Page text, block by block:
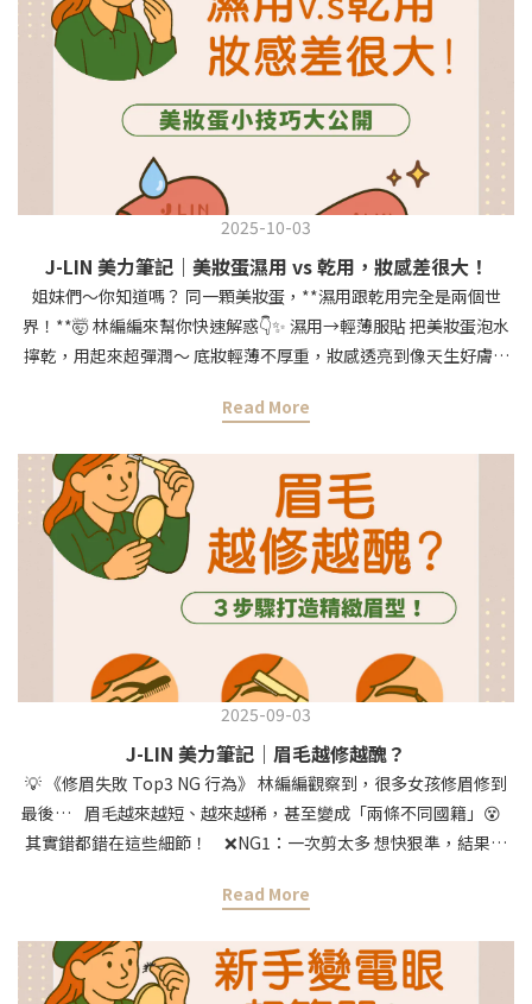
言告訴林編編吧～💬
2025-10-03
J-LIN 美力筆記｜美妝蛋濕用 vs 乾用，妝感差很大！
姐妹們～你知道嗎？ 同一顆美妝蛋，**濕用跟乾用完全是兩個世
界！**🤯 林編編來幫你快速解惑👇✨ 濕用→輕薄服貼 把美妝蛋泡水
擰乾，用起來超彈潤～ 底妝輕薄不厚重，妝感透亮到像天生好膚質
乾乾的美妝蛋就像小刷子一樣，粉體抓力更強！ 輕拍上去遮瑕力立
或重要場合🌸小提醒： 無論濕用還是乾用，記得輕拍不是推拉，這
樣底妝才會均勻不卡紋！✨偷偷說： 林編編最近愛用「J-lin 暮光裸
棕三角美妝蛋」，細節超好拍！ 想試的寶寶這邊逛👉
https://jlin.beauty/XjmAZ
Read More
2025-09-03
J-LIN 美力筆記｜眉毛越修越醜？
💡 《修眉失敗 Top3 NG 行為》 林編編觀察到，很多女孩修眉修到
最後… 眉毛越來越短、越來越稀，甚至變成「兩條不同國籍」😵
其實錯都錯在這些細節！ ❌NG1：一次剪太多 想快狠準，結果手
立起來， 慢慢分段剪，寧願多修幾次，也不要一次全毀 ❌NG2：左
解法： 每修一刀就對照一下另一邊，對稱度才不會走鐘 ❌NG3：眉
型邊界亂剃 不確定邊界在哪就亂剃，最後變「眉毛消失術」🫠 ✅林
Read More